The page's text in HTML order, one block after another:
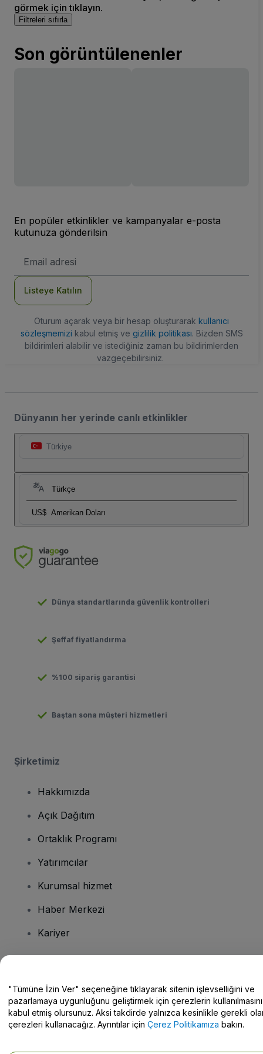
görmek için tıklayın.
Filtreleri sıfırla
Son görüntülenenler
En popüler etkinlikler ve kampanyalar e-posta
kutunuza gönderilsin
posta
Listeye Katılın
Oturum açarak veya bir hesap oluşturarak kullanıcı
sözleşmemizi kabul etmiş ve gizlilik politikası. Bizden SMS
bildirimleri alabilir ve istediğiniz zaman bu bildirimlerden
vazgeçebilirsiniz.
Dünyanın her yerinde canlı etkinlikler
Türkiye
Türkçe
US$ Amerikan Doları
Dünya standartlarında güvenlik kontrolleri
Şeffaf fiyatlandırma
%100 sipariş garantisi
Baştan sona müşteri hizmetleri
Şirketimiz
Hakkımızda
Açık Dağıtım
Ortaklık Programı
Yatırımcılar
Kurumsal hizmet
Haber Merkezi
Kariyer
Yardım Merkezi / Bize Ulaşın
"Tümüne İzin Ver" seçeneğine tıklayarak sitenin işlevselliğini ve
pazarlamaya uygunluğunu geliştirmek için çerezlerin kullanılmasını
kabul etmiş olursunuz. Aksi takdirde yalnızca kesinlikle gerekli
çerezleri kullanacağız. Ayrıntılar için Çerez Politikamıza bakın.